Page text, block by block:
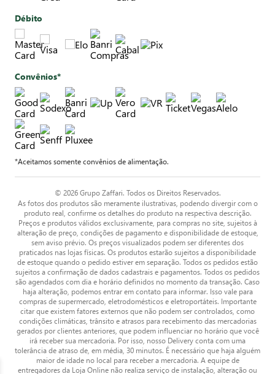
Débito
Convênios*
*Aceitamos somente convênios de alimentação.
© 2026 Grupo Zaffari. Todos os Direitos Reservados.
As fotos dos produtos são meramente ilustrativas, podendo divergir com o
produto real, confirme os detalhes do produto na respectiva descrição.
Preços e produtos válidos exclusivamente, para compras no site, sujeitos à
alteração de preço, condições de pagamento e disponibilidade de estoque,
sem aviso prévio. Os preços visualizados podem ser diferentes dos
praticados nas lojas físicas. Os produtos estarão sujeitos a disponibilidade
de estoque quando o pedido estiver em separação. Todos os pedidos estão
sujeitos a confirmação de dados cadastrais e pagamentos. Todos os pedidos
são agendados com dia e horário definidos no momento da transação. Caso
haja alteração, podemos entrar em contato para informar. Isso vale para
compras de supermercado, eletrodomésticos e eletroportáteis. Importante
citar que existem fatores externos que não podem ser controlados, como
condições climáticas, trânsito e atrasos para recebimento das mercadorias
gerados por clientes anteriores, que podem influenciar no horário que você
irá receber sua mercadoria. Por isso, nosso Delivery conta com uma
tolerância de atraso de, em média, 30 minutos. É necessário que haja alguém
maior de idade no local para receber a mercadoria. A equipe de
entregadores da Loja Online não realiza serviço de instalação, alteração ou